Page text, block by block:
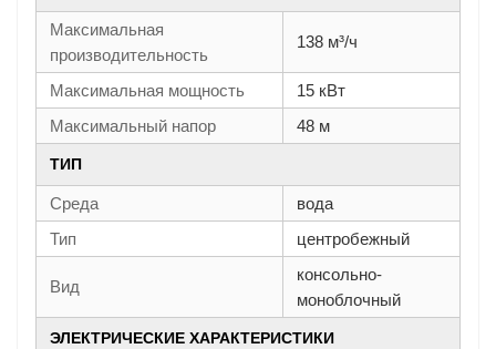
Максимальная
производительность
138 м³/ч
Максимальная мощность
15 кВт
Максимальный напор
48 м
ТИП
Среда
вода
Тип
центробежный
Вид
консольно-
моноблочный
ЭЛЕКТРИЧЕСКИЕ ХАРАКТЕРИСТИКИ